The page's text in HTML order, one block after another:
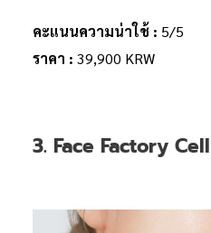
คะแนนความน่าใช้ : 5/5
ราคา : 39,900 KRW
3. Face Factory